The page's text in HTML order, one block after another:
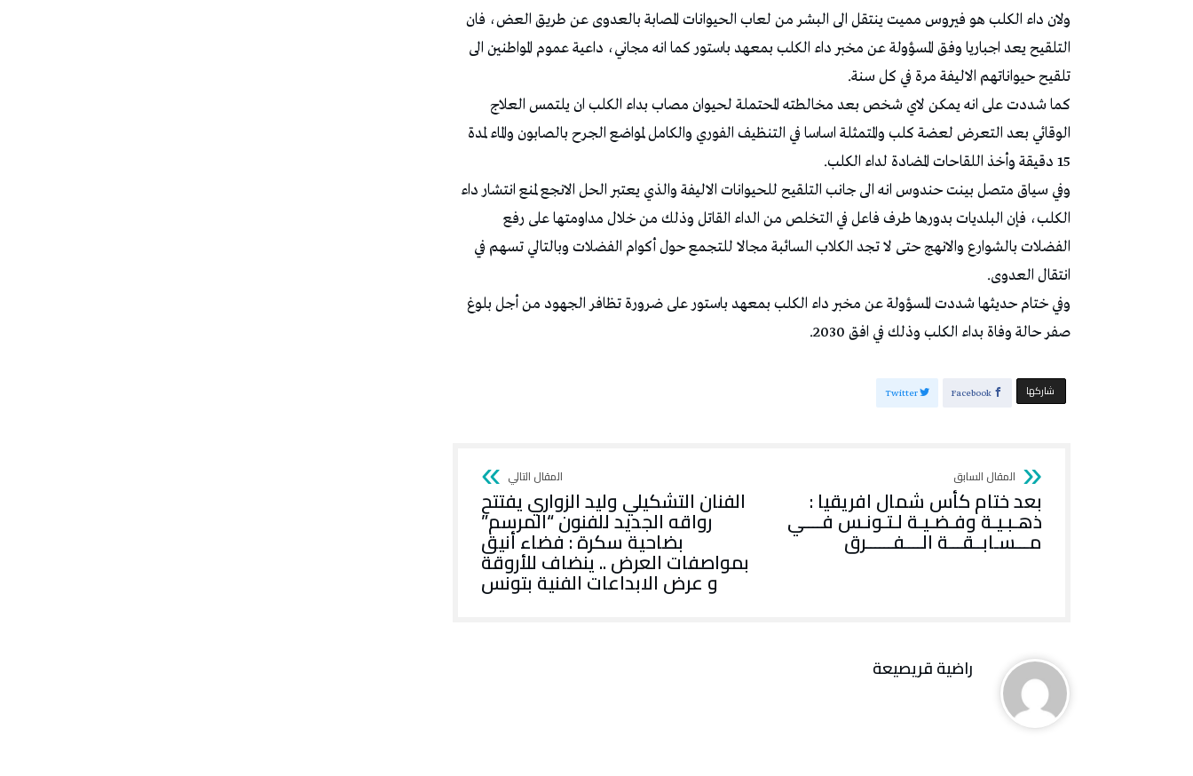
ولان داء الكلب هو فيروس مميت ينتقل الى البشر من لعاب الحيوانات المصابة بالعدوى عن طريق العض، فان
التلقيح يعد اجباريا وفق المسؤولة عن مخبر داء الكلب بمعهد باستور كما انه مجاني، داعية عموم المواطنين الى
تلقيح حيواناتهم الاليفة مرة في كل سنة.
كما شددت على انه يمكن لاي شخص بعد مخالطته المحتملة لحيوان مصاب بداء الكلب ان يلتمس العلاج
الوقائي بعد التعرض لعضة كلب والمتمثلة اساسا في التنظيف الفوري والكامل لمواضع الجرح بالصابون والماء لمدة
15 دقيقة وأخذ اللقاحات المضادة لداء الكلب.
وفي سياق متصل بينت حندوس انه الى جانب التلقيح للحيوانات الاليفة والذي يعتبر الحل الانجع لمنع انتشار داء
الكلب، فإن البلديات بدورها طرف فاعل في التخلص من الداء القاتل وذلك من خلال مداومتها على رفع
الفضلات بالشوارع والانهج حتى لا تجد الكلاب السائبة مجالا للتجمع حول أكوام الفضلات وبالتالي تسهم في
انتقال العدوى.
وفي ختام حديثها شددت المسؤولة عن مخبر داء الكلب بمعهد باستور على ضرورة تظافر الجهود من أجل بلوغ
صفر حالة وفاة بداء الكلب وذلك في افق 2030.
‫‫ شاركها‬ Facebook
Twitter
بعد ختام كأس شمال افريقيا :
ذهـبـيـة وفـضـيـة لـتـونـس فــــي
مـــسـابــقـــة الــــفــــــرق
الفنان التشكيلي وليد الزواري يفتتح
رواقه الجديد للفنون “المرسم”
بضاحية سكرة : فضاء أنيق
بمواصفات العرض .. ينضاف للأروقة
و عرض الابداعات الفنية بتونس
راضية قريصيعة